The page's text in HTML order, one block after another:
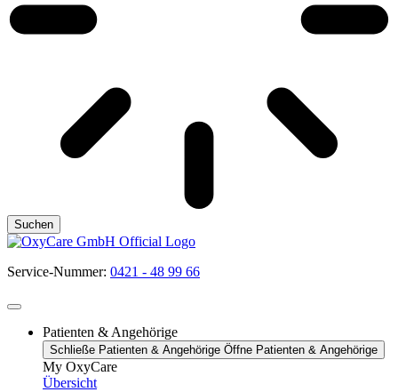
Suchen
Service-Nummer: 0421 - 48 99 66
Patienten & Angehörige
Schließe Patienten & Angehörige Öffne Patienten & Angehörige
My OxyCare
Übersicht